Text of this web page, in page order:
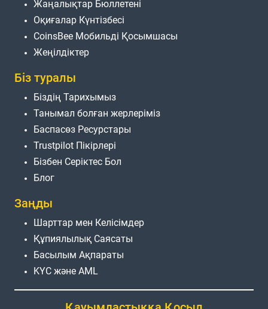
Жаңалықтар Бюллетені
Оқиғалар Күнтізбесі
CoinsBee Мобильді Қосымшасы
Жеңілдіктер
Біз туралы
Біздің Тарихымыз
Танымал болған жерлеріміз
Баспасөз Ресурстары
Trustpilot Пікірлері
Бізбен Серіктес Бол
Блог
Заңды
Шарттар мен Келісімдер
Құпиялылық Саясаты
Басылым Ақпараты
KYC және AML